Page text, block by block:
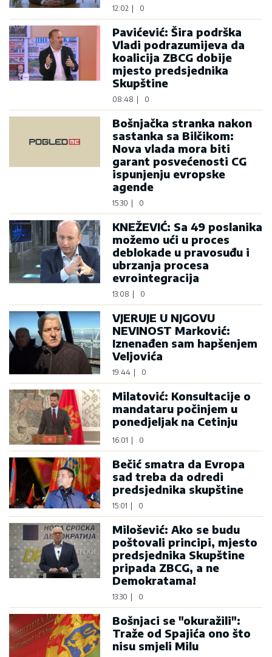
12:02 0
Pavićević: Šira podrška
Vladi podrazumijeva da
koalicija ZBCG dobije
mjesto predsjednika
Skupštine
08:48 0
Bošnjačka stranka nakon
sastanka sa Bilčikom:
Nova vlada mora biti
garant posvećenosti CG
ispunjenju evropske
agende
15:30 0
KNEŽEVIĆ: Sa 49 poslanika
možemo ući u proces
deblokade u pravosuđu i
ubrzanja procesa
evrointegracija
13:08 0
VJERUJE U NJGOVU
NEVINOST Marković:
Iznenađen sam hapšenjem
Veljovića
19:44 0
Milatović: Konsultacije o
mandataru počinjem u
ponedjeljak na Cetinju
16:01 0
Bečić smatra da Evropa
sad treba da odredi
predsjednika skupštine
15:01 0
Milošević: Ako se budu
poštovali principi, mjesto
predsjednika Skupštine
pripada ZBCG, a ne
Demokratama!
13:30 0
Bošnjaci se "okuražili":
Traže od Spajića ono što
nisu smjeli Milu